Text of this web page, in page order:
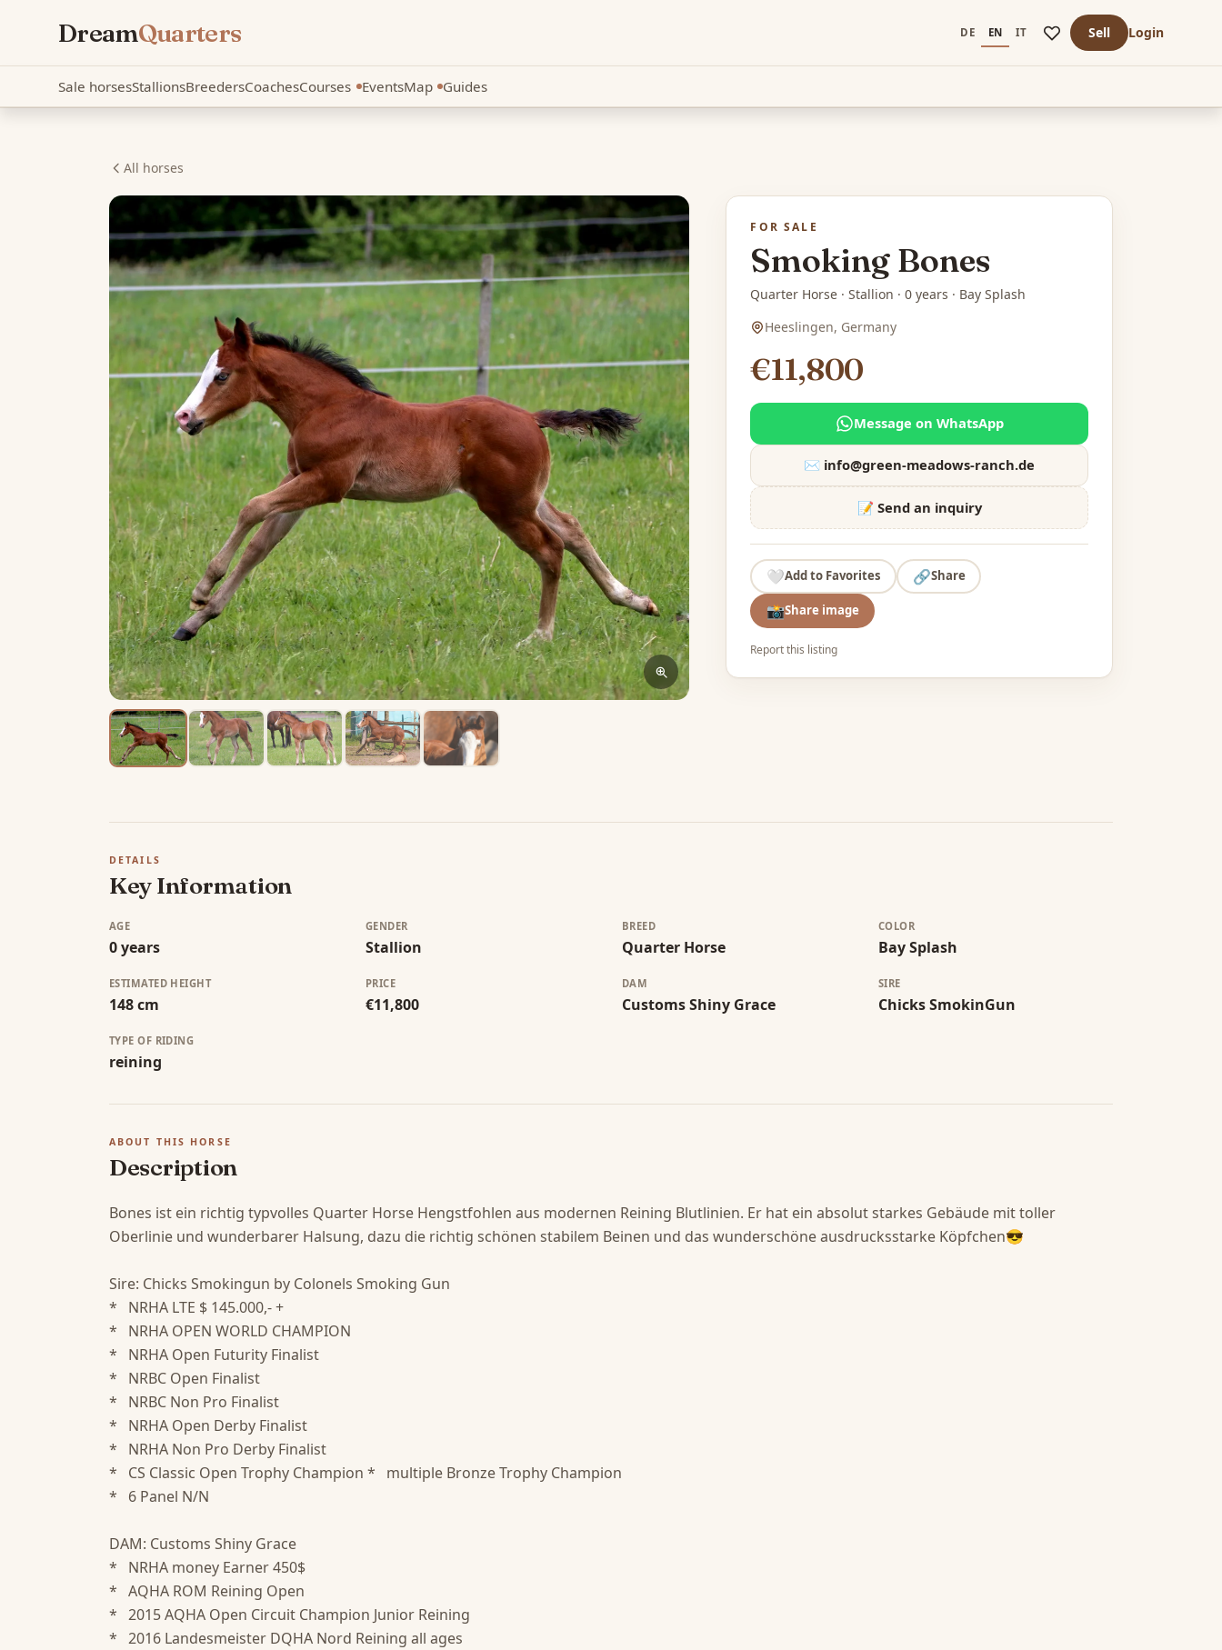
DreamQuarters DE EN IT Sell Login
Sale horsesStallionsBreedersCoachesCourses
New
EventsMap
New
Guides
All horses
FOR SALE
Smoking Bones
Quarter Horse · Stallion · 0 years · Bay Splash
Heeslingen, Germany
€11,800
Message on WhatsApp
✉️ info@green-meadows-ranch.de
📝 Send an inquiry
🤍Add to Favorites 🔗Share
📸Share image
Report this listing
DETAILS
Key Information
AGE
0 years
GENDER
Stallion
BREED
Quarter Horse
COLOR
Bay Splash
ESTIMATED HEIGHT
148 cm
PRICE
€11,800
DAM
Customs Shiny Grace
SIRE
Chicks SmokinGun
TYPE OF RIDING
reining
ABOUT THIS HORSE
Description
Bones ist ein richtig typvolles Quarter Horse Hengstfohlen aus modernen Reining Blutlinien. Er hat ein absolut starkes Gebäude mit toller
Oberlinie und wunderbarer Halsung, dazu die richtig schönen stabilem Beinen und das wunderschöne ausdrucksstarke Köpfchen😎
Sire: Chicks Smokingun by Colonels Smoking Gun
*   NRHA LTE $ 145.000,- +
*   NRHA OPEN WORLD CHAMPION
*   NRHA Open Futurity Finalist
*   NRBC Open Finalist
*   NRBC Non Pro Finalist
*   NRHA Open Derby Finalist
*   NRHA Non Pro Derby Finalist
*   CS Classic Open Trophy Champion *   multiple Bronze Trophy Champion
*   6 Panel N/N
DAM: Customs Shiny Grace
*   NRHA money Earner 450$
*   AQHA ROM Reining Open
*   2015 AQHA Open Circuit Champion Junior Reining
*   2016 Landesmeister DQHA Nord Reining all ages